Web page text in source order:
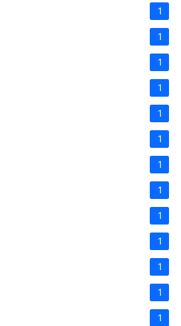
1
1
1
1
1
1
1
1
1
1
1
1
1